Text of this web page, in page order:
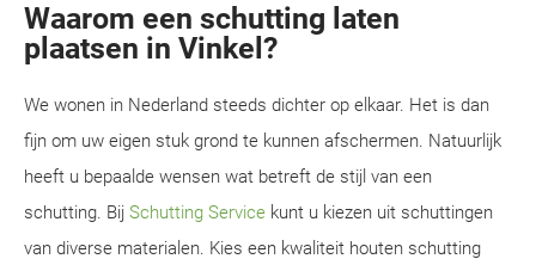
Waarom een schutting laten
plaatsen in Vinkel?
We wonen in Nederland steeds dichter op elkaar. Het is dan
fijn om uw eigen stuk grond te kunnen afschermen. Natuurlijk
heeft u bepaalde wensen wat betreft de stijl van een
schutting. Bij Schutting Service kunt u kiezen uit schuttingen
van diverse materialen. Kies een kwaliteit houten schutting